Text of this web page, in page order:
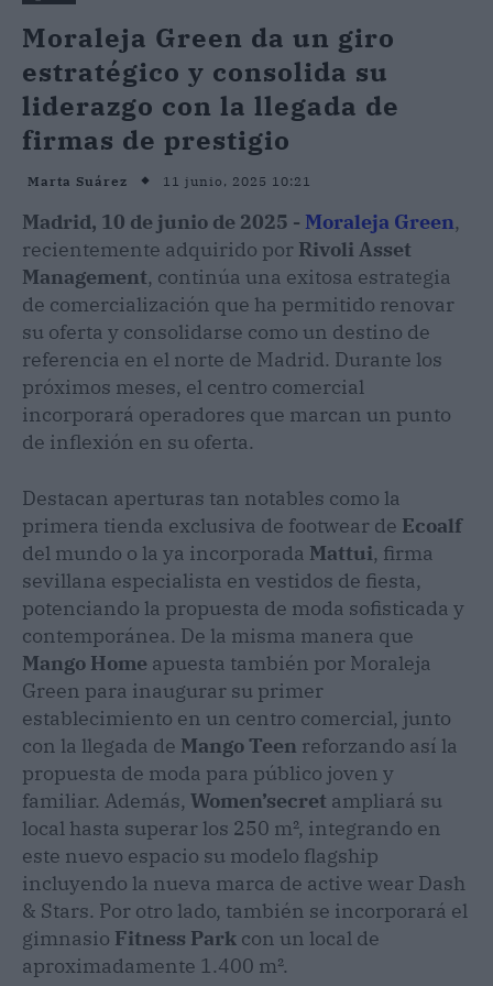
Moraleja Green da un giro
estratégico y consolida su
liderazgo con la llegada de
firmas de prestigio
Marta Suárez 11 junio, 2025 10:21
Madrid, 10 de junio de 2025 - Moraleja Green,
recientemente adquirido por Rivoli Asset
Management, continúa una exitosa estrategia
de comercialización que ha permitido renovar
su oferta y consolidarse como un destino de
referencia en el norte de Madrid. Durante los
próximos meses, el centro comercial
incorporará operadores que marcan un punto
de inflexión en su oferta.
Destacan aperturas tan notables como la
primera tienda exclusiva de footwear de Ecoalf
del mundo o la ya incorporada Mattui, firma
sevillana especialista en vestidos de fiesta,
potenciando la propuesta de moda sofisticada y
contemporánea. De la misma manera que
Mango Home apuesta también por Moraleja
Green para inaugurar su primer
establecimiento en un centro comercial, junto
con la llegada de Mango Teen reforzando así la
propuesta de moda para público joven y
familiar. Además, Women’secret ampliará su
local hasta superar los 250 m², integrando en
este nuevo espacio su modelo flagship
incluyendo la nueva marca de active wear Dash
& Stars. Por otro lado, también se incorporará el
gimnasio Fitness Park con un local de
aproximadamente 1.400 m².